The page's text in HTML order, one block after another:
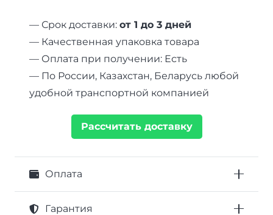
— Срок доставки: от 1 до 3 дней
— Качественная упаковка товара
— Оплата при получении: Есть
— По России, Казахстан, Беларусь любой
удобной транспортной компанией
Рассчитать доставку
Оплата
Гарантия